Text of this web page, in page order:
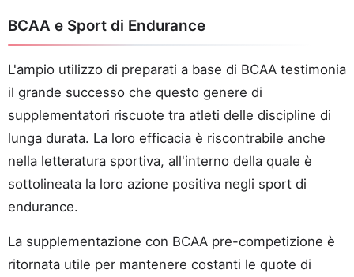
BCAA e Sport di Endurance
L'ampio utilizzo di preparati a base di BCAA testimonia
il grande successo che questo genere di
supplementatori riscuote tra atleti delle discipline di
lunga durata. La loro efficacia è riscontrabile anche
nella letteratura sportiva, all'interno della quale è
sottolineata la loro azione positiva negli sport di
endurance.
La supplementazione con BCAA pre-competizione è
ritornata utile per mantenere costanti le quote di